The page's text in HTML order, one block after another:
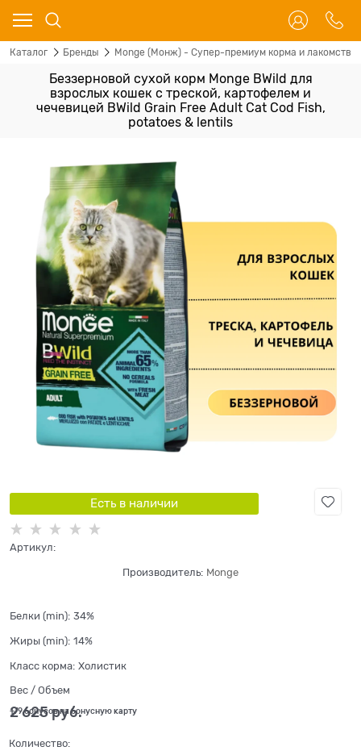
Каталог Бренды Monge (Монж) - Супер-премиум корма и лакомства
Беззерновой сухой корм Monge BWild для
взрослых кошек с треской, картофелем и
чечевицей BWild Grain Free Adult Cat Cod Fish,
potatoes & lentils
Есть в наличии
Артикул:
Производитель: Monge
Белки (min): 34%
Жиры (min): 14%
Класс корма: Холистик
Вес / Объем
2 625 руб.
+79 бонусов на бонусную карту
Количество: